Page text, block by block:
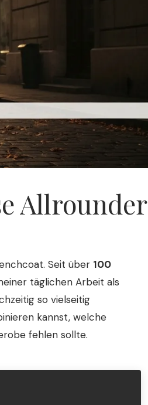
Allrounder
Seit über 100
täglichen Arbeit als
so vielseitig
kannst, welche
fehlen sollte.